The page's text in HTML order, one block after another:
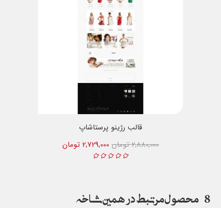
قالب رژینو پرستاشاپ
2,729,000 تومان
2,880,000 تومان
8 محصول مرتبط در همین شاخه